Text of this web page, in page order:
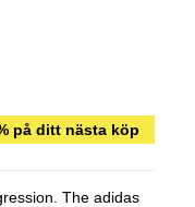
på ditt nästa köp
The adidas